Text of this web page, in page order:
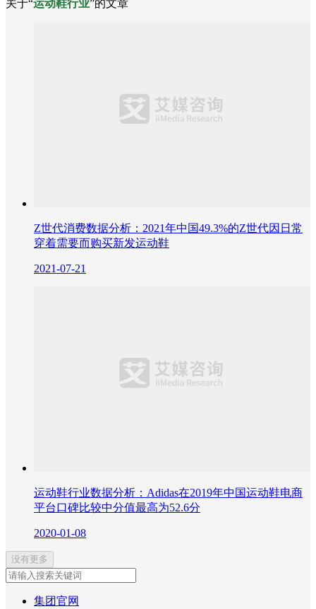
关于“运动鞋行业”的文章
Z世代消费数据分析：2021年中国49.3%的Z世代因日常
穿着需要而购买新发运动鞋
2021-07-21
运动鞋行业数据分析：Adidas在2019年中国运动鞋电商
平台口碑比较中分值最高为52.6分
2020-01-08
没有更多
集团官网